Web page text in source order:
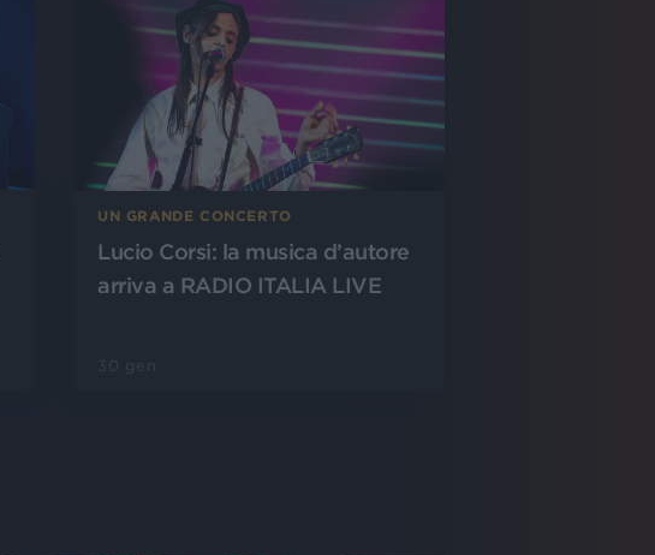
UN GRANDE CONCERTO
Lucio Corsi: la musica d’autore
arriva a RADIO ITALIA LIVE